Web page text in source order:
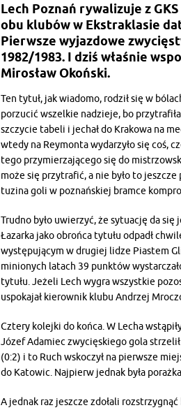
Lech Poznań rywalizuje z
obu klubów w Ekstraklasie
Pierwsze wyjazdowe
1982/1983. I dziś właśnie
Mirosław Okoński.
Ten tytuł, jak wiadomo, rodził się w
porzucić wszelkie nadzieje, bo
szczycie tabeli i jechał do Krakowa na
wtedy na Reymonta wydarzyło się coś,
tego przymierzającego się do
może się przytrafić, a nie było to jeszcze
tuzina goli w poznańskiej bramce
Trudno było uwierzyć, że sytuację da
Łazarka jako obrońca tytułu odpadł
występującym w drugiej lidze Piastem
minionych latach 39 punktów
tytułu. Jeżeli Lech wygra wszystkie
uspokajał kierownik klubu Andrzej
Cztery kolejki do końca. W Lecha
Józef Adamiec zwycięskiego gola
(0:2) i to Ruch wskoczył na pierwsze
do Katowic. Najpierw jednak była
A jednak raz jeszcze zdołali